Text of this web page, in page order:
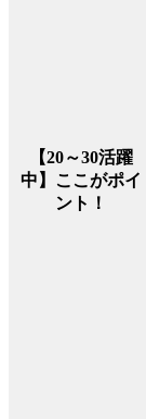
【20～30活躍
中】ここがポイ
ント！